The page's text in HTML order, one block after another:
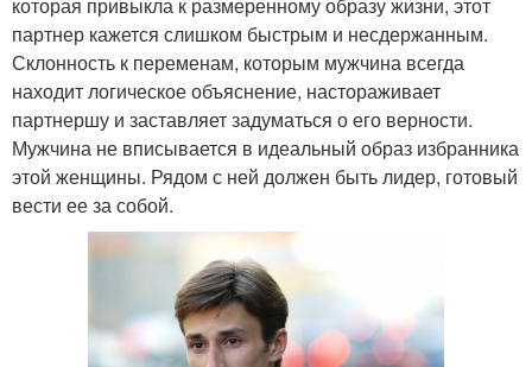
которая привыкла к размеренному образу жизни, этот
партнер кажется слишком быстрым и несдержанным.
Склонность к переменам, которым мужчина всегда
находит логическое объяснение, настораживает
партнершу и заставляет задуматься о его верности.
Мужчина не вписывается в идеальный образ избранника
этой женщины. Рядом с ней должен быть лидер, готовый
вести ее за собой.